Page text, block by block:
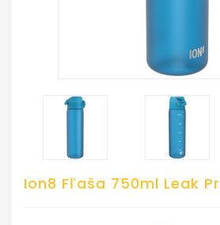
Ion8 Fľaša 750ml Leak